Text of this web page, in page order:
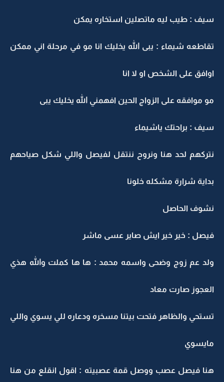
سيف : طيب ليه ماتصلين استخاره يمكن
تقاطعه شيماء : يبى الله يخليك انا مو في مرحلة اني ممكن
اوافق على الشخص او لا انا
مو موافقه على الزواج الحين افهمني الله يخليك يبى
سيف : براحتك ياشيماء
نتركهم لحد هنا ونروح ننتقل لفيصل واللي شكل صياحهم
بداية شرارة مشكله خلونا
نشوف الحاصل
فيصل : خير خير ايش صاير عسى ماشر
ولد عم زوج وضحى واسمه محمد : ها ها كملت والله هذي
العجوز صارت معاد
تستحي والظاهر فتحت بيتنا مسخره ودعاره للي يسوي واللي
مايسوي
هنا فيصل عصب ووصل قمة عصبيته : اقول انقلع من هنا